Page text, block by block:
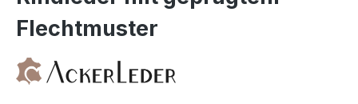
Flechtmuster